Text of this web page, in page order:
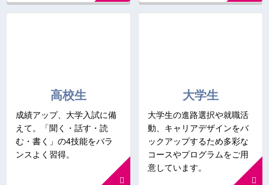
高校生
成績アップ、大学入試に備
えて。「聞く・話す・読
む・書く」の4技能をバラ
ンスよく習得。
大学生
大学生の進路選択や就職活
動、キャリアデザインをバ
ックアップするため多彩な
コースやプログラムをご用
意しています。